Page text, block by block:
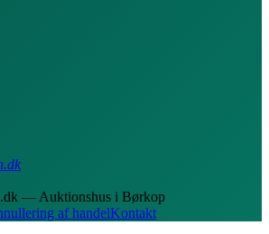
— Auktionshus i Børkop
af handelKontakt